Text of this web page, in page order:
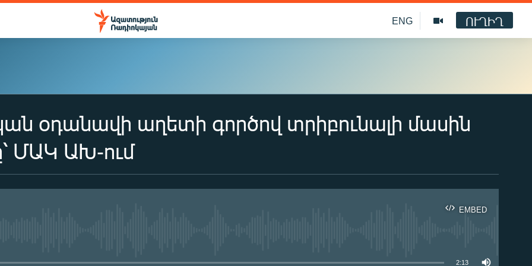
ENG ՈՒՂԻՂ
օդանավի աղետի գործով տրիբունալի մասին
ՄԱԿ ԱԽ-ում
EMBED
2:13